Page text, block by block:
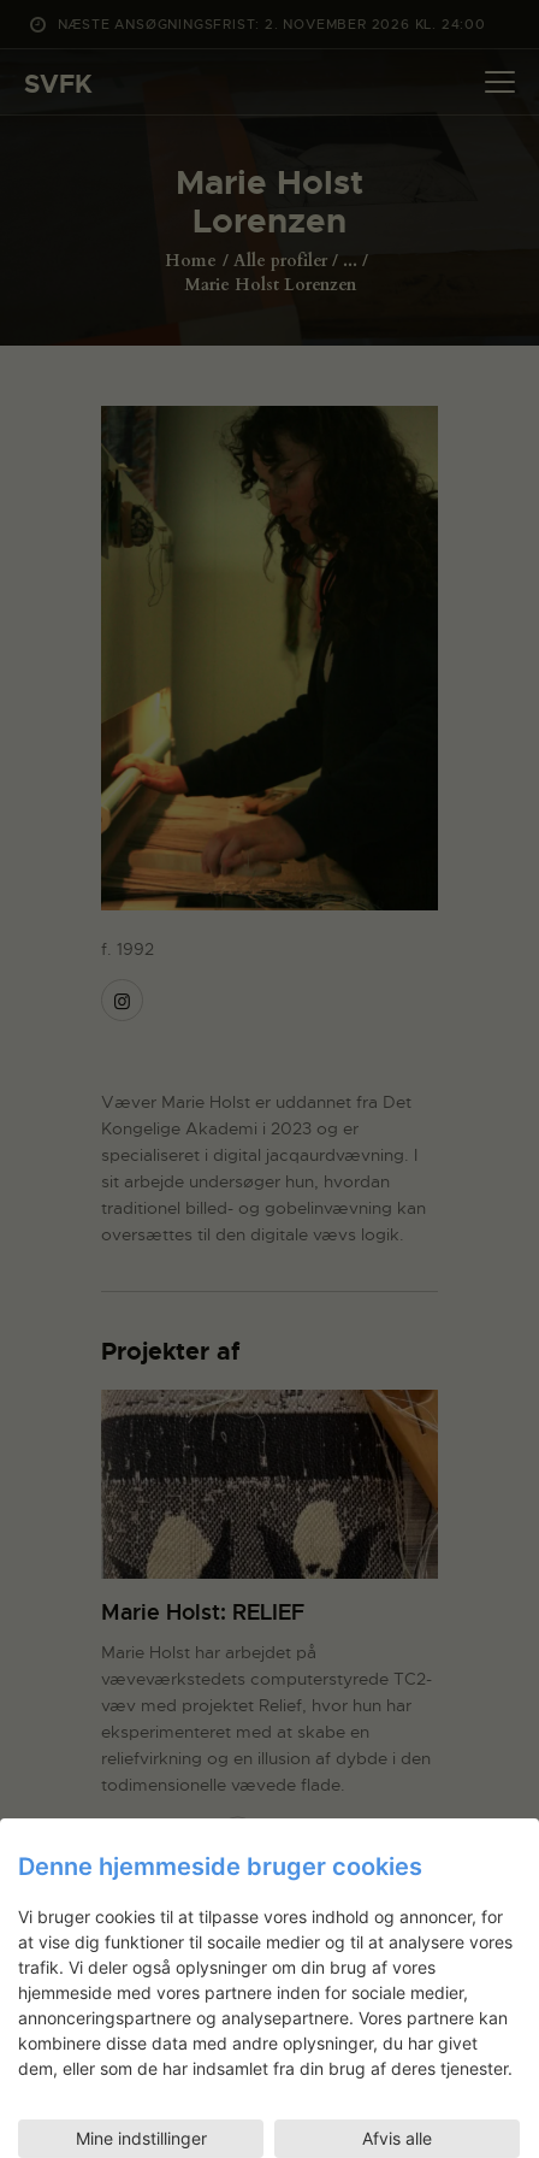
NÆSTE ANSØGNINGSFRIST: 2. NOVEMBER 2026 KL. 24:00
SVFK
Marie Holst
Lorenzen
Home Alle profiler
...
Marie Holst Lorenzen
DET SKER
PROJEKTER
ANSØG
f. 1992
Væver Marie Holst er uddannet fra Det
Kongelige Akademi i 2023 og er
specialiseret i digital jacqaurdvævning. I
sit arbejde undersøger hun, hvordan
traditionel billed- og gobelinvævning kan
oversættes til den digitale vævs logik.
Projekter af
Marie Holst: RELIEF
Marie Holst har arbejdet på
væveværkstedets computerstyrede TC2-
væv med projektet Relief, hvor hun har
eksperimenteret med at skabe en
reliefvirkning og en illusion af dybde i den
todimensionelle vævede flade.
River
Denne hjemmeside bruger cookies
Vi bruger cookies til at tilpasse vores indhold og annoncer, for
at vise dig funktioner til socaile medier og til at analysere vores
trafik. Vi deler også oplysninger om din brug af vores
hjemmeside med vores partnere inden for sociale medier,
annonceringspartnere og analysepartnere. Vores partnere kan
kombinere disse data med andre oplysninger, du har givet
dem, eller som de har indsamlet fra din brug af deres tjenester.
Mine indstillinger Afvis alle